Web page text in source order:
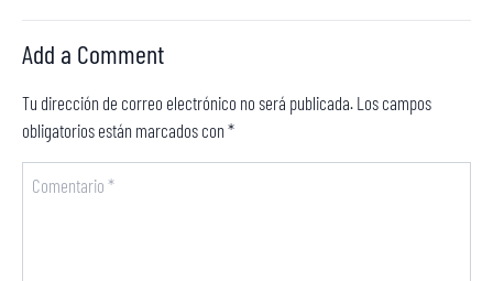
Add a Comment
Tu dirección de correo electrónico no será publicada. Los campos
obligatorios están marcados con *